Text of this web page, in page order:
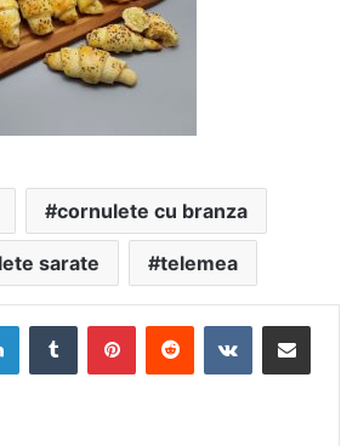
cornulete cu branza
sarate telemea